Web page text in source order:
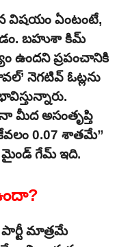
విషయం ఏంటంటే,
బహుశా కిమ్
ఉందని ప్రపంచానికి
నెగటివ్ ఓట్లను
మీద అసంతృప్తి
0.07 శాతమే”
మైండ్ గేమ్ ఇది.
పార్టీ మాత్రమే